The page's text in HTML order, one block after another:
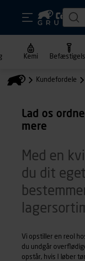
Kemi
Kundefordele
Lad os
mere
Med en
du dit
Vi opstiller en reol
du undgår
opstår, hvis I løber